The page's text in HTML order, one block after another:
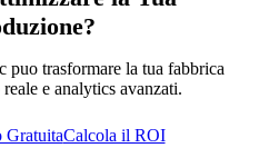
puo trasformare la tua fabbrica
e analytics avanzati.
GratuitaCalcola il ROI